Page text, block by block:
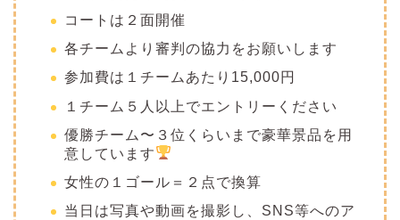
コートは２面開催
各チームより審判の協力をお願いします
参加費は１チームあたり15,000円
１チーム５人以上でエントリーください
優勝チーム〜３位くらいまで豪華景品を用
意しています
女性の１ゴール＝２点で換算
当日は写真や動画を撮影し、SNS等へのア